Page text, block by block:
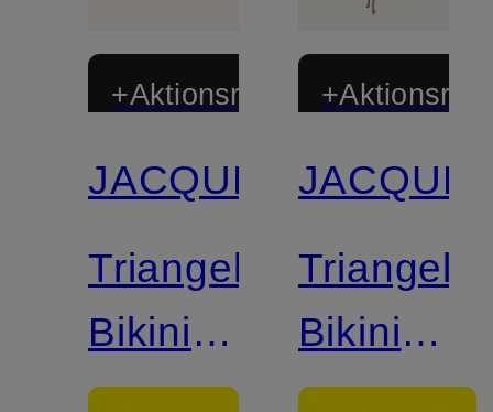
+Aktionsrabatt
JACQUEMUS
Triangel-
Bikini-
Hose
Triangel-
Bikini-
Top LE